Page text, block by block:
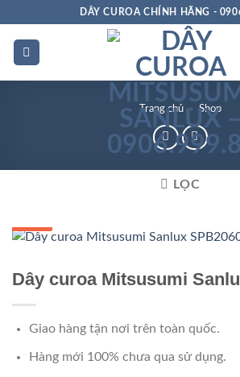
dung
DÂY CUROA CHÍNH HÃNG -
Trang chủ » Shop
LỌC
Dây curoa Mitsusumi
Giao hàng tận nơi trên toàn quốc.
Hàng mới 100% chưa qua sử dụng.